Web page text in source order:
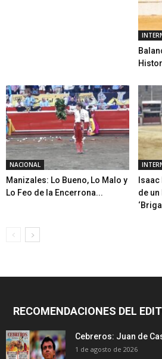
NACIONAL
Manizales: Lo Bueno, Lo Malo y
Lo Feo de la Encerrona...
de
RECOMENDACIONES DEL
Cebreros: Juan de
1 de agosto de 2026